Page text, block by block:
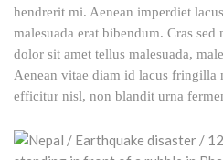
hendrerit mi. Aenean imperdiet
malesuada erat bibendum. Cras sed
dolor sit amet tellus malesuada,
Aenean vitae diam id lacus fringilla
efficitur nisl, non blandit urna